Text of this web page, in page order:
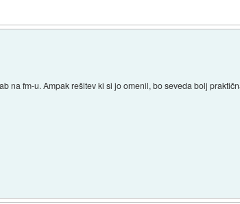
na fm-u. Ampak rešitev ki si jo omenil, bo seveda bolj